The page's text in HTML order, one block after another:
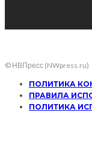
© НВПресс (NWpress.ru)
ПОЛИТИКА
ПРАВИЛА
ПОЛИТИКА